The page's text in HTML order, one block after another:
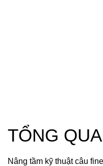
TỔNG
Nâng tầm kỹ thuật câu